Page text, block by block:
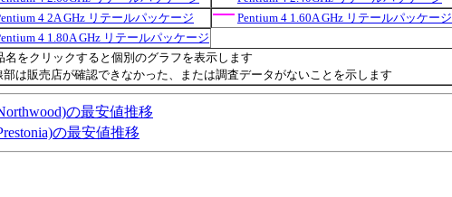
4 2A GHz リテールパッケージ
Pentium 4 1.60A GHz リテールパッケージ
4 1.80A GHz リテールパッケージ
をクリックすると個別のグラフを表示します
は販売店が確認できなかった、または調査データがないことを示します
の最安値推移
の最安値推移